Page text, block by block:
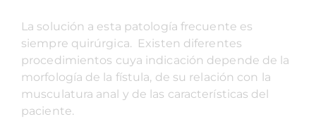
La solución a esta patología frecuente es
siempre quirúrgica. Existen diferentes
procedimientos cuya indicación depende de la
morfología de la fístula, de su relación con la
musculatura anal y de las características del
paciente.